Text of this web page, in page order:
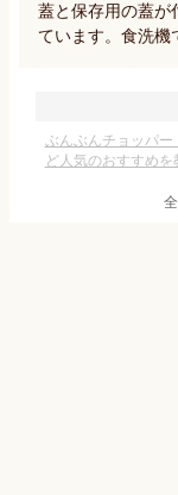
蓋と保存用の蓋が
ています。食洗機
ぶんぶんチョッパ
ど人気のおすすめを